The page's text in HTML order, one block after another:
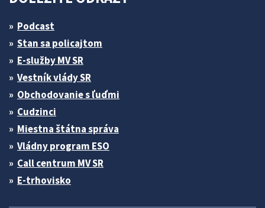
Podcast
Stan sa policajtom
E-služby MV SR
Vestník vlády SR
Obchodovanie s ľuďmi
Cudzinci
Miestna štátna správa
Vládny program ESO
Call centrum MV SR
E-trhovisko